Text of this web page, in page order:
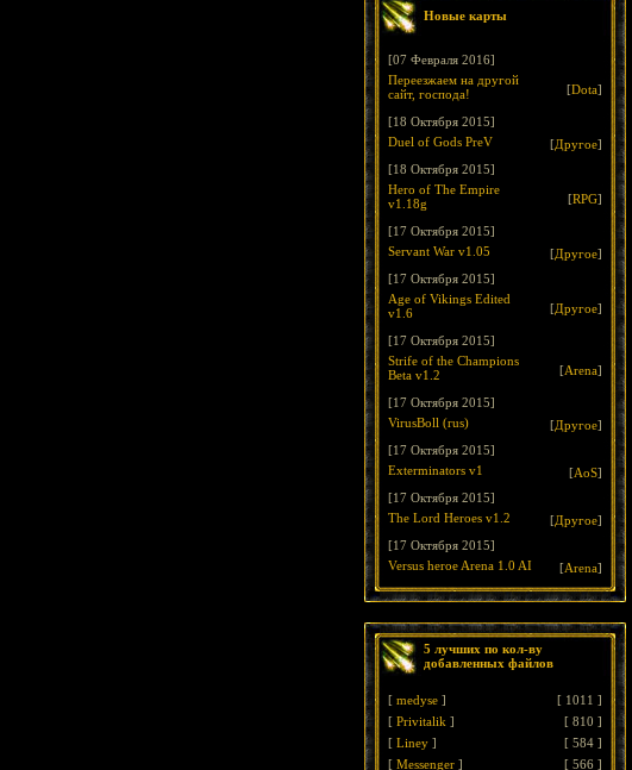
Новые карты
[07 Февраля 2016]
Переезжаем на другой
сайт, господа!
[Dota]
[18 Октября 2015]
Duel of Gods PreV
[Другое]
[18 Октября 2015]
Hero of The Empire
v1.18g
[RPG]
[17 Октября 2015]
Servant War v1.05
[Другое]
[17 Октября 2015]
Age of Vikings Edited
v1.6
[Другое]
[17 Октября 2015]
Strife of the Champions
Beta v1.2
[Arena]
[17 Октября 2015]
VirusBoll (rus)
[Другое]
[17 Октября 2015]
Exterminators v1
[AoS]
[17 Октября 2015]
The Lord Heroes v1.2
[Другое]
[17 Октября 2015]
Versus heroe Arena 1.0 AI
[Arena]
5 лучших по кол-ву
добавленных файлов
[ medyse ] [ 1011 ]
[ Privitalik ] [ 810 ]
[ Liney ] [ 584 ]
[ Messenger ] [ 566 ]